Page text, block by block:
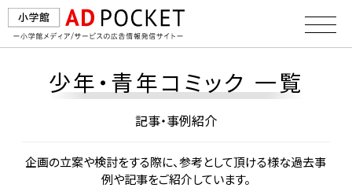
少年・青年コミック 一覧
記事・事例紹介
企画の⽴案や検討をする際に、参考として頂ける様な過去事
例や記事をご紹介しています。